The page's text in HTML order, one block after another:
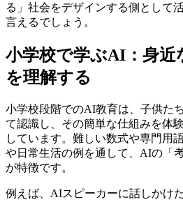
る」社会をデザインする側として
言えるでしょう。
小学校で学ぶAI：身近
を理解する
小学校段階でのAI教育は、子供た
て認識し、その簡単な仕組みを体
しています。難しい数式や専門用
や日常生活の例を通して、AIの「
が特徴です。
例えば、AIスピーカーに話しかけ